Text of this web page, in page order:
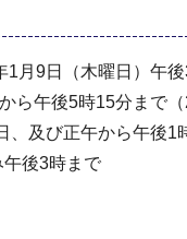
1月9日（木曜日）午
ら午後5時15分まで
、及び正午から午後1
後3時まで